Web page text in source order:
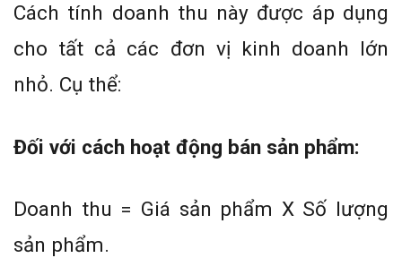
Cách tính doanh thu này được áp dụng
cho tất cả các đơn vị kinh doanh lớn
nhỏ. Cụ thể:
Đối với cách hoạt động bán sản phẩm:
Doanh thu = Giá sản phẩm X Số lượng
sản phẩm.